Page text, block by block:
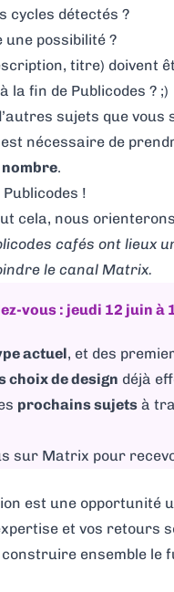
cycles détectés ?
une possibilité ?
titre) doivent
à la fin de Publicodes ? ;)
sujets que
est nécessaire de
.
!
cela, nous
cafés ont lieux
le canal Matrix.
vous : jeudi 12 juin à
actuel, et des
choix de design déjà
prochains sujets à
sur Matrix pour
est une opportunité
et vos retours
ensemble le